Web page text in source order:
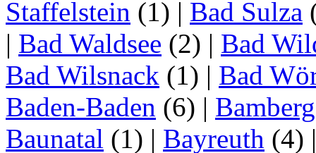
Staffelstein (1) | Bad Sulza
| Bad Waldsee (2) | Bad
Bad Wilsnack (1) | Bad
Baden-Baden (6) | Bamberg
Baunatal (1) | Bayreuth (4)